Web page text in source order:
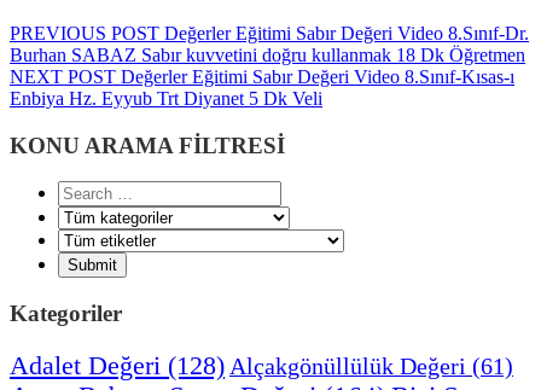
Yazı
gezinmesi
PREVIOUS POST Previous
post:
Değerler Eğitimi Sabır Değeri Video 8.Sınıf-Dr.
Burhan SABAZ Sabır kuvvetini doğru kullanmak 18 Dk Öğretmen
NEXT POST Next
post:
Değerler Eğitimi Sabır Değeri Video 8.Sınıf-Kısas-ı
Enbiya Hz. Eyyub Trt Diyanet 5 Dk Veli
KONU ARAMA FİLTRESİ
Kategoriler
Adalet Değeri (128) Alçakgönüllülük Değeri (61)